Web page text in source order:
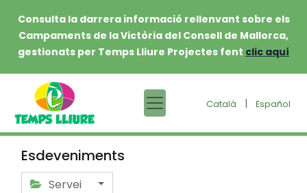
Consulta la darrera informació rellenvant sobre els
Campaments de la Victòria del Consell de Mallorca,
gestionats per Temps Lliure Projectes fent clic aquí
Català | Español
Esdeveniments
Servei